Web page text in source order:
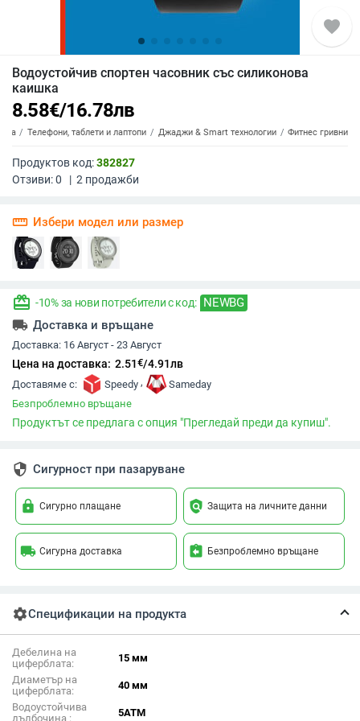
favorite
Водоустойчив спортен часовник със силиконова
каишка
8.58€/16.78лв
Телефони, таблети и лаптопи Джаджи & Smart технологии Фитнес гривни
Продуктов код:382827
Отзиви:0 | 2 продажби
straighten Избери модел или размер
redeem -10% за нови потребители с код: NEWBG
local_shipping Доставка и връщане
Доставка: 16 Август - 23 Август
Цена на доставка: 2.51€/4.91лв
Доставяме с: Speedy ,
Sameday
Безпроблемно връщане
Продуктът се предлага с опция "Прегледай преди да купиш".
security Сигурност при пазаруване
lock Сигурно плащане policy Защита на личните данни
local_shipping Сигурна доставка assignment_return Безпроблемно връщане
settingsСпецификации на продукта
Дебелина на
циферблата:
15 мм
Диаметър на
циферблата:
40 мм
Водоустойчива
дълбочина :
5ATM